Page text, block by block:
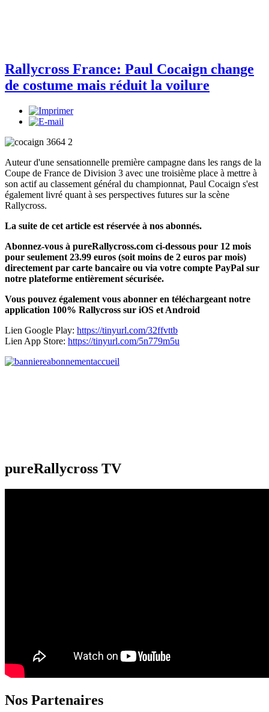
Rallycross France: Paul Cocaign change
de costume mais réduit la voilure
Auteur d'une sensationnelle première campagne dans les rangs de la
Coupe de France de Division 3 avec une troisième place à mettre à
son actif au classement général du championnat, Paul Cocaign s'est
également livré quant à ses perspectives futures sur la scène
Rallycross.
La suite de cet article est réservée à nos abonnés.
Abonnez-vous à pureRallycross.com ci-dessous pour 12 mois
pour seulement 23.99 euros (soit moins de 2 euros par mois)
directement par carte bancaire ou via votre compte PayPal sur
notre plateforme entièrement sécurisée.
Vous pouvez également vous abonner en téléchargeant notre
application 100% Rallycross sur iOS et Android
Lien Google Play: https://tinyurl.com/32ffvttb
Lien App Store: https://tinyurl.com/5n779m5u
pureRallycross TV
Nos Partenaires